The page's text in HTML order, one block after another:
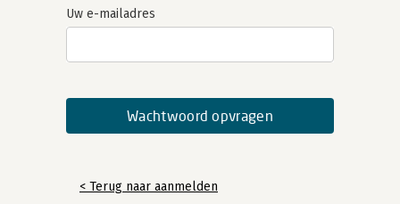
Uw e-mailadres
< Terug naar aanmelden